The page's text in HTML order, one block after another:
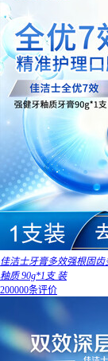
佳洁士牙膏多效强根固
釉质 90g*1支 装
200000条评价